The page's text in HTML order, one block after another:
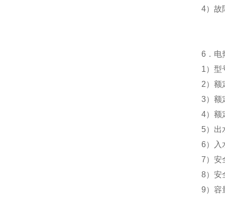
4）故
6 ．
1）型
2）额
3）额
4）额
5）出
6）入
7）安
8）安
9）容